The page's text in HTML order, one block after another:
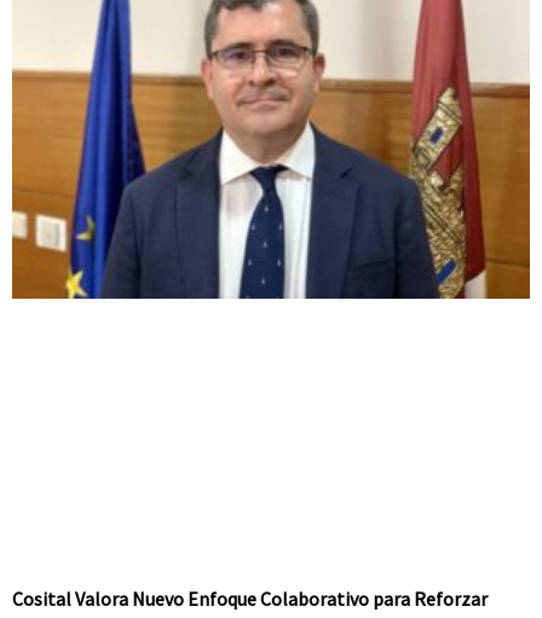
Cosital Valora Nuevo Enfoque Colaborativo para Reforzar